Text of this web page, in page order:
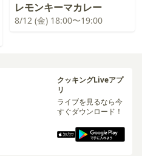
レモンキーマカレー
8/12 (金) 18:00〜19:00
クッキングLiveアプ
リ
ライブを見るなら今
すぐダウンロード！